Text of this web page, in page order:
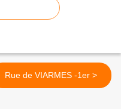
Rue de VIARMES -1er >